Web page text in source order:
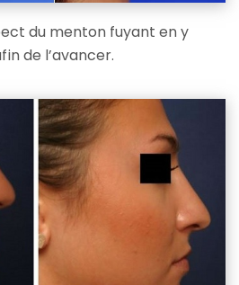
du menton fuyant en y
de l’avancer.